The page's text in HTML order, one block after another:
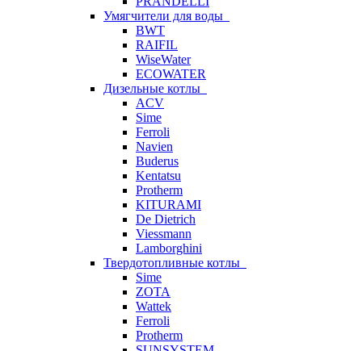
Умягчители для воды
BWT
RAIFIL
WiseWater
ECOWATER
Дизельные котлы
ACV
Sime
Ferroli
Navien
Buderus
Kentatsu
Protherm
KITURAMI
De Dietrich
Viessmann
Lamborghini
Твердотопливные котлы
Sime
ZOTA
Wattek
Ferroli
Protherm